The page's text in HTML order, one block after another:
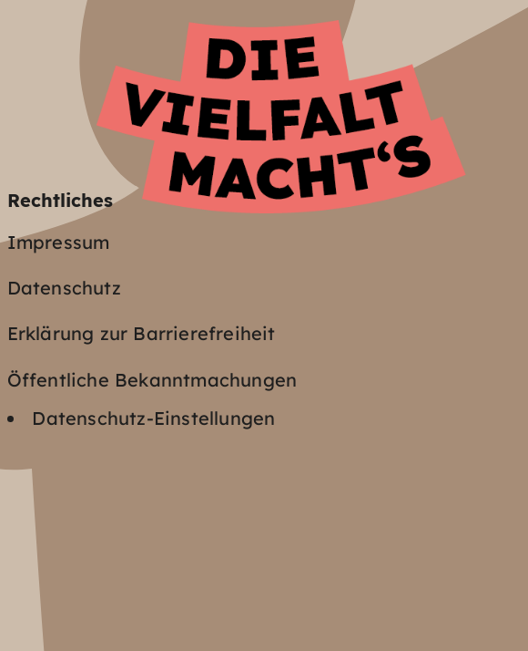
Rechtliches
Impressum
Datenschutz
Erklärung zur Barrierefreiheit
Öffentliche Bekanntmachungen
Datenschutz-Einstellungen